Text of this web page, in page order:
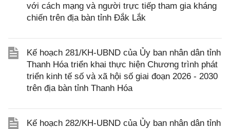
với cách mạng và người trực tiếp tham gia kháng
chiến trên địa bàn tỉnh Đắk Lắk
Kế hoạch 281/KH-UBND của Ủy ban nhân dân tỉnh
Thanh Hóa triển khai thực hiện Chương trình phát
triển kinh tế số và xã hội số giai đoạn 2026 - 2030
trên địa bàn tỉnh Thanh Hóa
Kế hoạch 282/KH-UBND của Ủy ban nhân dân tỉnh